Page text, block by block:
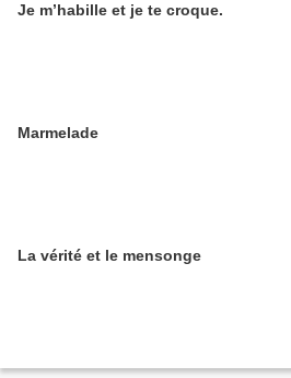
Je m’habille et je te croque.
Marmelade
La vérité et le mensonge